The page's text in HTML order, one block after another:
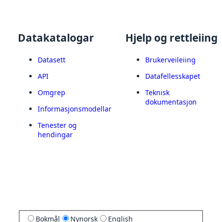
Datakatalogar
Datasett
API
Omgrep
Informasjonsmodellar
Tenester og
hendingar
Hjelp og rettleiing
Brukerveileiing
Datafellesskapet
Teknisk
dokumentasjon
Bokmål Nynorsk English